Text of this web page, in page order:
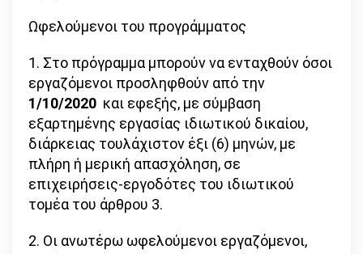
Ωφελούμενοι του προγράμματος
1. Στο πρόγραμμα μπορούν να ενταχθούν όσοι
εργαζόμενοι προσληφθούν από την
1/10/2020 και εφεξής, με σύμβαση
εξαρτημένης εργασίας ιδιωτικού δικαίου,
διάρκειας τουλάχιστον έξι (6) μηνών, με
πλήρη ή μερική απασχόληση, σε
επιχειρήσεις-εργοδότες του ιδιωτικού
τομέα του άρθρου 3.
2. Οι ανωτέρω ωφελούμενοι εργαζόμενοι,